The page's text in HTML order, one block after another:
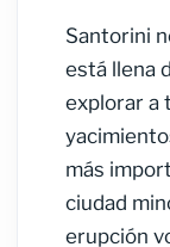
Santorini
está llena
explorar a
más
ciudad
erupción